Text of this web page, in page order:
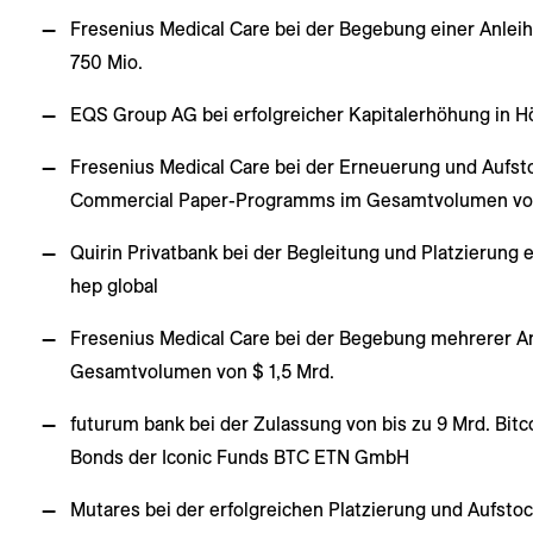
Fresenius Medical Care bei der Begebung einer
750 Mio.
EQS Group AG bei erfolgreicher Kapitalerhöhung in
Fresenius Medical Care bei der Erneuerung und
Commercial Paper-Programms im Gesamtvolumen
Quirin Privatbank bei der Begleitung und Platzierung
hep global
Fresenius Medical Care bei der Begebung mehrerer
Gesamtvolumen von $ 1,5 Mrd.
futurum bank bei der Zulassung von bis zu 9 Mrd.
Bonds der Iconic Funds BTC ETN GmbH
Mutares bei der erfolgreichen Platzierung und